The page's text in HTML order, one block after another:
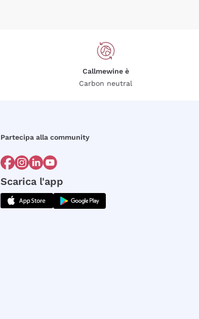
Callmewine è
Carbon neutral
Partecipa alla community
Scarica l'app